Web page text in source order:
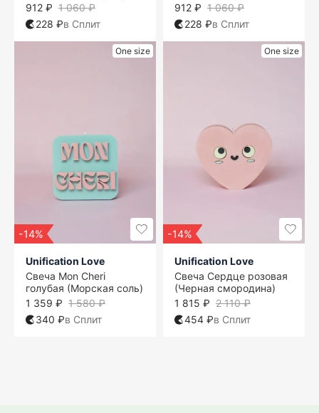
1 060 ₽
912 ₽
228 ₽в Сплит
1 060 ₽
912 ₽
228 ₽в Сплит
One size
-14%
Unification Love
Свеча Mon Cheri
голубая (Морская соль)
1 580 ₽
1 359 ₽
340 ₽в Сплит
One size
-14%
Unification Love
Свеча Сердце розовая
(Черная смородина)
2 110 ₽
1 815 ₽
454 ₽в Сплит